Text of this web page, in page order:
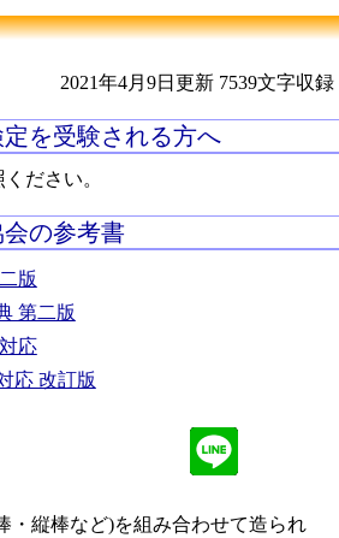
2021年4月9日更新 7539文字収録
を受験される方へ
ださい。
の参考書
版
第二版
応
応 改訂版
・縦棒など)を組み合わせて造られ